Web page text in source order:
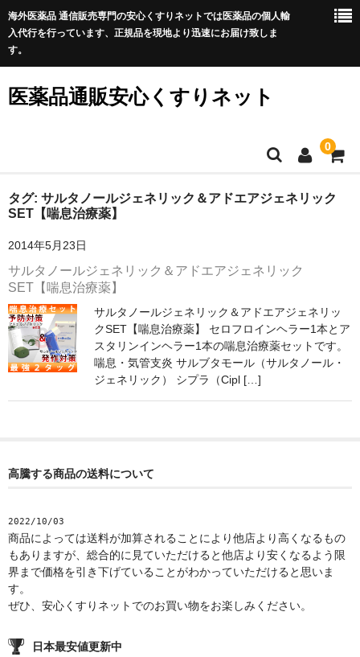
海外医薬品 通信販売専門の安心くすりネットでは医薬品の個人輸
入代行を行っています、正規品を現地より迅速にお届け致しま
す。
医薬品通販安心くすりネット
0
ホーム
サイトマップ
良くある質問
プライバシーポリシー
タグ: サルタノールジェネリック＆アドエアジェネリック
SET【喘息治療薬】
2014年5月23日
サルタノールジェネリック＆アドエアジェネリック
SET【喘息治療薬】
サルタノールジェネリック＆アドエアジェネリッ
クSET【喘息治療薬】 セロフロインヘラー1本とア
スタリンインヘラー1本の喘息治療薬セットです。
喘息・気管支炎 サルブタモール（サルタノール・
ジェネリック） シプラ（Cipl […]
高騰する商品の送料について
2022/10/03
商品によっては送料が加算されることにより他店より高くなるもの
もありますが、総合的に見ていただけると他店より安くなるよう限
界まで価格を引き下げていることがわかっていただけると思いま
す。
ぜひ、安心くすりネットでのお買い物をお楽しみください。
日本最安値更新中